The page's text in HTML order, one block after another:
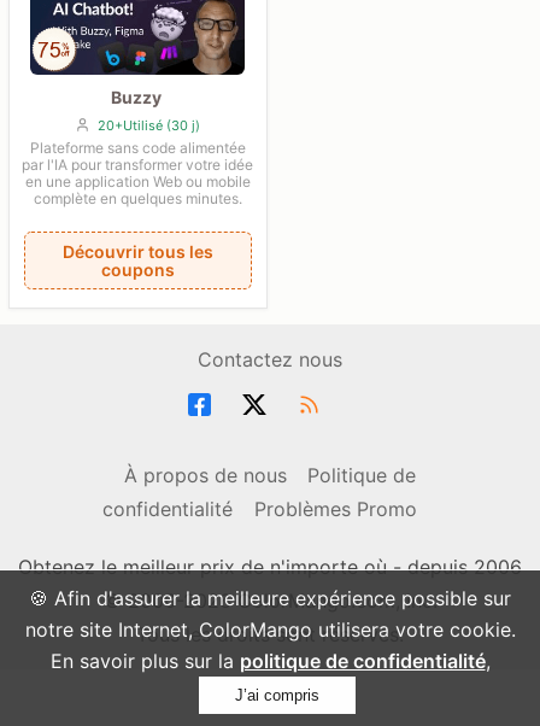
🍪 Afin d'assurer la meilleure expérience possible sur
notre site Internet, ColorMango utilisera votre cookie.
En savoir plus sur la politique de confidentialité,
J’ai compris
Buzzy
20+Utilisé (30 j)
Plateforme sans code alimentée
par l'IA pour transformer votre idée
en une application Web ou mobile
complète en quelques minutes.
Découvrir tous les
coupons
Contactez nous
À propos de nous
Politique de
confidentialité
Problèmes Promo
Obtenez le meilleur prix de n'importe où - depuis 2006
© 2006-2026 ColorMango.com, Inc.
Tous les droits sont réservés.